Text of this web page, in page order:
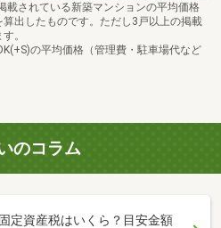
載されている新築マンションの平均価格
算出したものです。ただし3戸以上の掲載
。
の平均価格（管理費・駐車場代など
のコラム
定資産税はいくら？目安金額